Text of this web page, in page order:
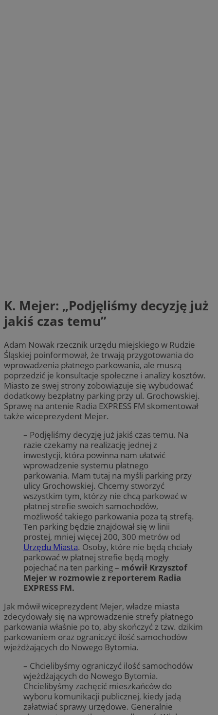
K. Mejer: „Podjęliśmy decyzję już
jakiś czas temu”
Adam Nowak rzecznik urzędu miejskiego w Rudzie
Śląskiej poinformował, że trwają przygotowania do
wprowadzenia płatnego parkowania, ale muszą
poprzedzić je konsultacje społeczne i analizy kosztów.
Miasto ze swej strony zobowiązuje się wybudować
dodatkowy bezpłatny parking przy ul. Grochowskiej.
Sprawę na antenie Radia EXPRESS FM skomentował
także wiceprezydent Mejer.
– Podjęliśmy decyzję już jakiś czas temu. Na
razie czekamy na realizację jednej z
inwestycji, która powinna nam ułatwić
wprowadzenie systemu płatnego
parkowania. Mam tutaj na myśli parking przy
ulicy Grochowskiej. Chcemy stworzyć
wszystkim tym, którzy nie chcą parkować w
płatnej strefie swoich samochodów,
możliwość takiego parkowania poza tą strefą.
Ten parking będzie znajdował się w linii
prostej, mniej więcej 200, 300 metrów od
Urzędu Miasta. Osoby, które nie będą chciały
parkować w płatnej strefie będą mogły
pojechać na ten parking – mówił Krzysztof
Mejer w rozmowie z reporterem Radia
EXPRESS FM.
Jak mówił wiceprezydent Mejer, władze miasta
zdecydowały się na wprowadzenie strefy płatnego
parkowania właśnie po to, aby skończyć z tzw. dzikim
parkowaniem oraz ograniczyć ilość samochodów
wjeżdżających do Nowego Bytomia.
– Chcielibyśmy ograniczyć ilość samochodów
wjeżdżających do Nowego Bytomia.
Chcielibyśmy zachęcić mieszkańców do
wyboru komunikacji publicznej, kiedy jadą
załatwiać sprawy urzędowe. Generalnie